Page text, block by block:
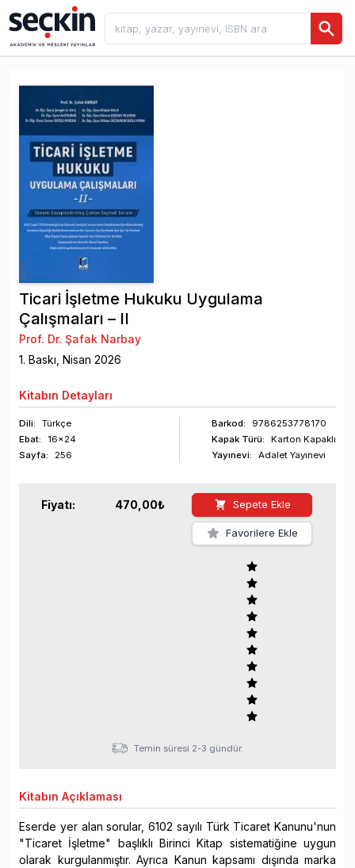
Ticari İşletme Hukuku Uygulama
Çalışmaları – II
Prof. Dr. Şafak Narbay
1. Baskı, Nisan 2026
Kitabın Detayları
Dili:
Türkçe
Ebat:
16x24
Sayfa: 256
Barkod:
9786253778170
Kapak Türü:
Karton Kapaklı
Yayınevi:
Adalet Yayınevi
Fiyatı: 470,00₺ Sepete Ekle
Favorilere Ekle
Temin süresi 2-3 gündür.
Kitabın Açıklaması
Eserde yer alan sorular, 6102 sayılı Türk Ticaret Kanunu'nun
"Ticaret İşletme" başlıklı Birinci Kitap sistematiğine uygun
olarak kurgulanmıştır. Ayrıca Kanun kapsamı dışında marka